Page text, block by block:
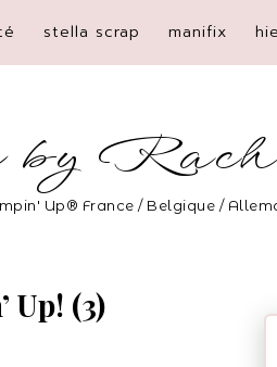
stella scrap manifix
by
Up® France / Belgique /
Up! (3)